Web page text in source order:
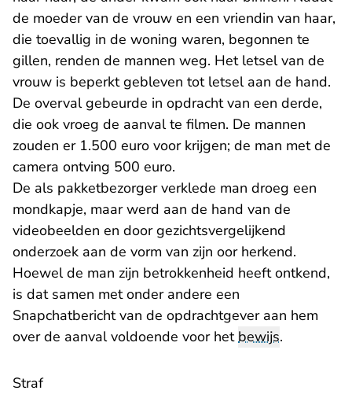
de moeder van de vrouw en een vriendin van haar,
die toevallig in de woning waren, begonnen te
gillen, renden de mannen weg. Het letsel van de
vrouw is beperkt gebleven tot letsel aan de hand.
De overval gebeurde in opdracht van een derde,
die ook vroeg de aanval te filmen. De mannen
zouden er 1.500 euro voor krijgen; de man met de
camera ontving 500 euro.
De als pakketbezorger verklede man droeg een
mondkapje, maar werd aan de hand van de
videobeelden en door gezichtsvergelijkend
onderzoek aan de vorm van zijn oor herkend.
Hoewel de man zijn betrokkenheid heeft ontkend,
is dat samen met onder andere een
Snapchatbericht van de opdrachtgever aan hem
over de aanval voldoende voor hetbewijs.
Straf